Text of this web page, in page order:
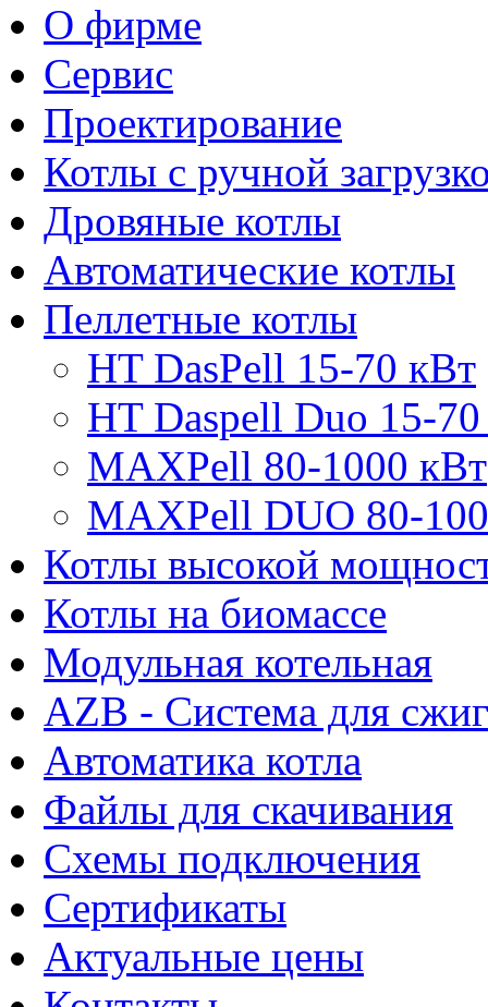
О фирме
Сервис
Проектирование
Котлы с ручной
Дровяные котлы
Автоматические котлы
Пеллетные котлы
HT DasPell 15-70 кВт
HT Daspell Duo 15-
MAXPell 80-1000 кВт
MAXPell DUO 80-
Котлы высокой
Котлы на биомассе
Модульная котельная
AZB - Система для
Автоматика котла
Файлы для скачивания
Схемы подключения
Сертификаты
Актуальные цены